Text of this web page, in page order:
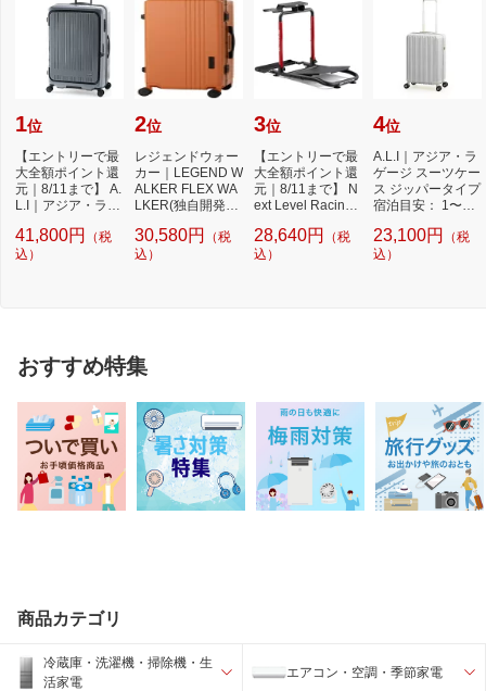
1位
【エントリーで最
大全額ポイント還
元｜8/11まで】 A.
L.I｜アジア・ラゲ
41,800円
（税
込）
2位
レジェンドウォー
カー｜LEGEND W
ALKER FLEX WA
LKER(独自開発キ
ランク...
30,580円
（税
込）
3位
【エントリーで最
大全額ポイント還
元｜8/11まで】 N
ext Level Racing
ル...
28,640円
（税
込）
4位
A.L.I｜アジア・ラ
ゲージ スーツケー
ス ジッパータイプ
宿泊目安： 1〜3
23,100円
（税
込）
おすすめ特集
商品カテゴリ
冷蔵庫・洗濯機・掃除機・生
活家電
エアコン・空調・季節家電